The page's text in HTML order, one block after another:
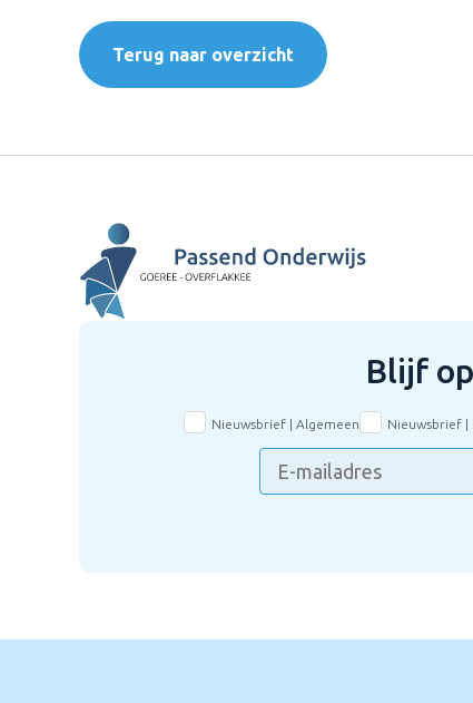
Terug naar overzicht
Blijf
Nieuwsbrief | Algemeen Nieuwsbrief